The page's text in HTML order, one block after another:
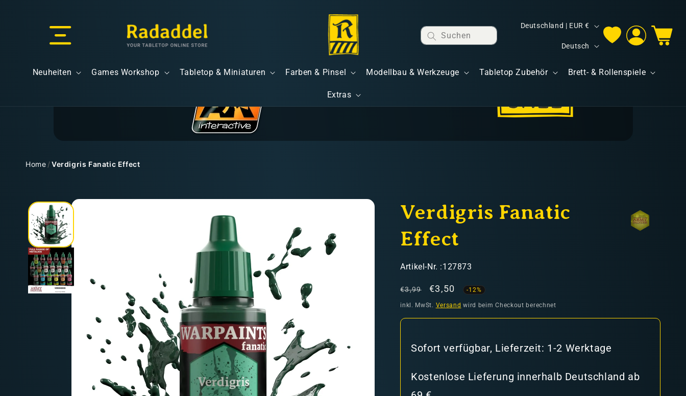
Neuheiten Games Workshop Tabletop & Miniaturen Farben & Pinsel Modellbau & Werkzeuge Tabletop Zubehör Brett- & Rollenspiele
Extras
Suchen
L
d
e
Deutschland | EUR €
r
c
Deutsch
EinloggenWarenkorb
Home /Verdigris Fanatic Effect
Zu
Produktinformationen
springen
Verdigris Fanatic
Effect
SKU:
Artikel-Nr. :127873
Normaler
Preis
€3,99 Verkaufspreis
€3,50 -12%
inkl. MwSt. Versand wird beim Checkout berechnet
Sofort verfügbar, Lieferzeit: 1-2 Werktage
Kostenlose Lieferung innerhalb Deutschland ab
Kostenloser Versand
Deutschland: ab
Österreich & EU: ab
Schweiz: ab
Nicht-EU: kein kostenloser Versand
Lieferungen in Nicht-EU-Länder (z. B. Schweiz)
nicht im Kaufpreis oder in den Versandkosten